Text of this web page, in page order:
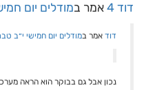
דוד 4 אמר במודלים יום חמישי
דוד אמר במודלים יום חמישי י״ב טבת 1/1/
נכון אבל גם בבוקר הוא הראה